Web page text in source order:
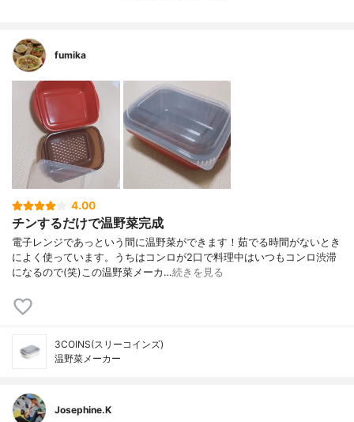
fumika
4.00
チンするだけで温野菜完成
電子レンジであっという間に温野菜ができます！茹でる時間がないとき
によく使っています。うちはコンロが2口で料理中はいつもコンロ渋滞
になるので(笑)この温野菜メーカ…続きを見る
3COINS(スリーコインズ)
温野菜メーカー
Josephine.K